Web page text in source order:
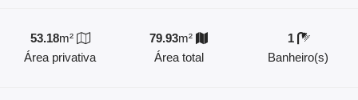
53.18m²
Área privativa
79.93m²
Área total
1
Banheiro(s)